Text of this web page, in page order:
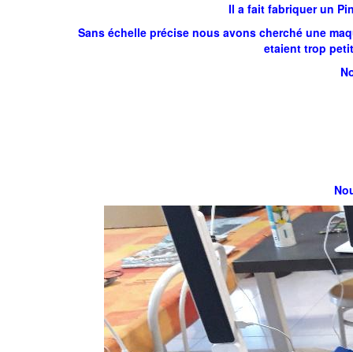
Il a fait fabriquer un
Sans échelle précise nous avons cherché une
etaient trop